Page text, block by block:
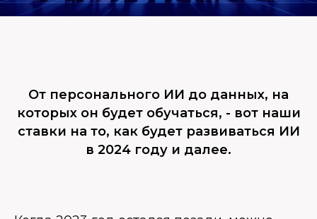
От персонального ИИ до данных, на
которых он будет обучаться, - вот наши
ставки на то, как будет развиваться ИИ
в 2024 году и далее.